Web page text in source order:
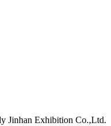
Jinhan Exhibition Co.,Ltd.